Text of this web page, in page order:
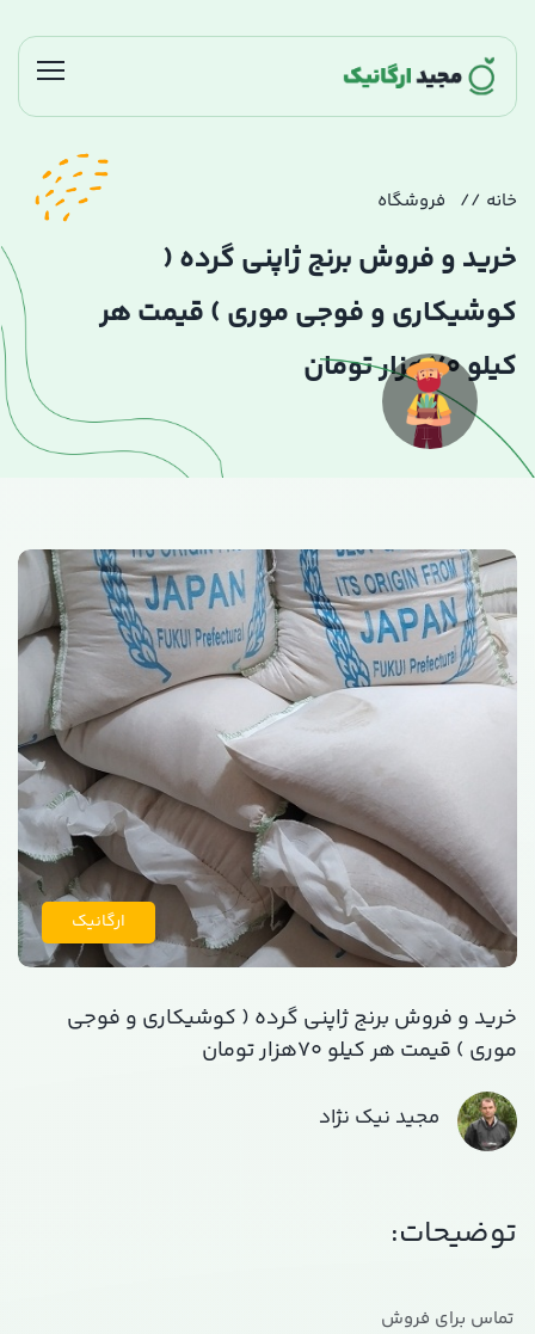
خانه فروشگاه
خرید و فروش برنج ژاپنی گرده (
کوشیکاری و فوجی موری ) قیمت هر
کیلو 70هزار تومان
ارگانیک
خرید و فروش برنج ژاپنی گرده ( کوشیکاری و فوجی
موری ) قیمت هر کیلو 70هزار تومان
مجید نیک نژاد
توضیحات:
تماس برای فروش